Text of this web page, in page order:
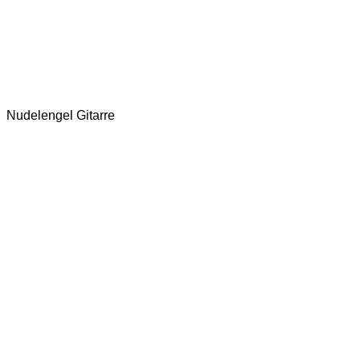
Nudelengel Gitarre